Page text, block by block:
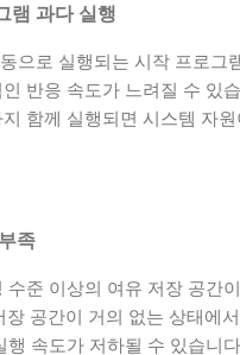
내서 집을 간단하게 정리했
요한 소비도 줄어드는 느낌
전체적인 생활 패턴에 영향
을 적용한 이후 가장 크게 느
램 과다 실행
으로 실행되는 시작 프로그
반응 속도가 느려질 수 있
함께 실행되면 시스템 자
족
수준 이상의 여유 저장 공간
장 공간이 거의 없는 상태에
행 속도가 저하될 수 있습니다.